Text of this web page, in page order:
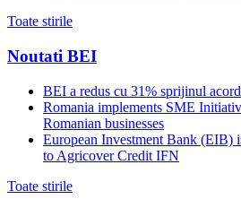
Toate stirile
Noutati BEI
BEI a redus cu 31% sprijinul
Romania implements SME
Romanian businesses
European Investment Bank (EIB)
to Agricover Credit IFN
Toate stirile